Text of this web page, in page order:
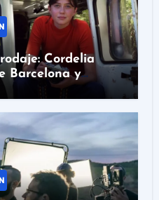
Cordelia
Barcelona y